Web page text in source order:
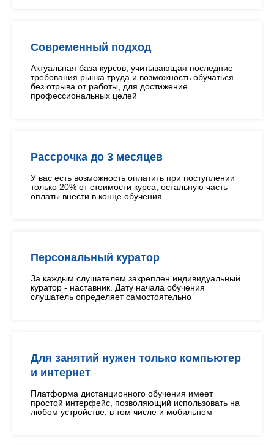
Современный подход
Актуальная база курсов, учитывающая последние
требования рынка труда и возможность обучаться
без отрыва от работы, для достижение
профессиональных целей
Рассрочка до 3 месяцев
У вас есть возможность оплатить при поступлении
только 20% от стоимости курса, остальную часть
оплаты внести в конце обучения
Персональный куратор
За каждым слушателем закреплен индивидуальный
куратор - наставник. Дату начала обучения
слушатель определяет самостоятельно
Для занятий нужен только компьютер
и интернет
Платформа дистанционного обучения имеет
простой интерфейс, позволяющий использовать на
любом устройстве, в том числе и мобильном